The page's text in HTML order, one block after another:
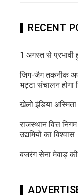
RECENT
1 अगस्त से प्रभावी
जिग-जैग तकनीक
भट्टा संचालन होगा
खेलो इंडिया
राजस्थान वित्त
उद्यमियों का विश्वास
बजरंग सेना मेवाड़